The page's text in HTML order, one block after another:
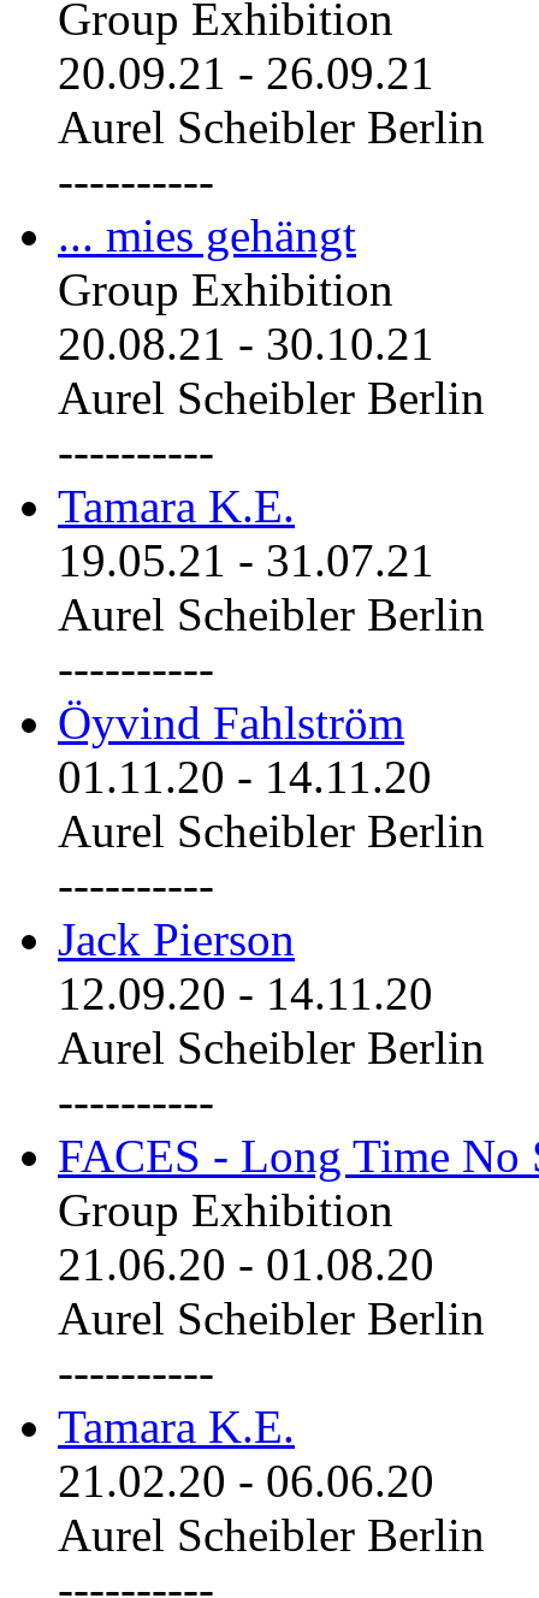
Group Exhibition
20.09.21 - 26.09.21
Aurel Scheibler Berlin
----------
... mies gehängt
Group Exhibition
20.08.21 - 30.10.21
Aurel Scheibler Berlin
----------
Tamara K.E.
19.05.21 - 31.07.21
Aurel Scheibler Berlin
----------
Öyvind Fahlström
01.11.20 - 14.11.20
Aurel Scheibler Berlin
----------
Jack Pierson
12.09.20 - 14.11.20
Aurel Scheibler Berlin
----------
FACES - Long Time No
Group Exhibition
21.06.20 - 01.08.20
Aurel Scheibler Berlin
----------
Tamara K.E.
21.02.20 - 06.06.20
Aurel Scheibler Berlin